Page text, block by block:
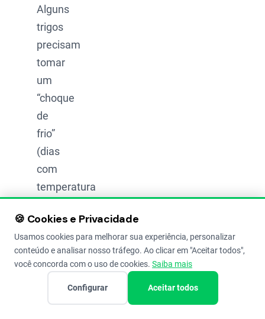
Alguns
trigos
precisam
tomar
um
“choque
de
frio”
(dias
com
temperatura
para
florescer.
você
🍪 Cookies e Privacidade
Usamos cookies para melhorar sua experiência, personalizar
conteúdo e analisar nosso tráfego. Ao clicar em "Aceitar todos",
você concorda com o uso de cookies. Saiba mais
Configurar Aceitar todos